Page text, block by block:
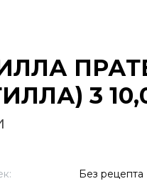
3
Без рецепта